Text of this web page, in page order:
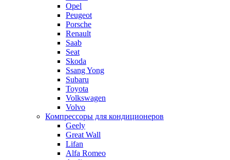
Opel
Peugeot
Porsche
Renault
Saab
Seat
Skoda
Ssang Yong
Subaru
Toyota
Volkswagen
Volvo
Компрессоры для кондиционеров
Geely
Great Wall
Lifan
Alfa Romeo